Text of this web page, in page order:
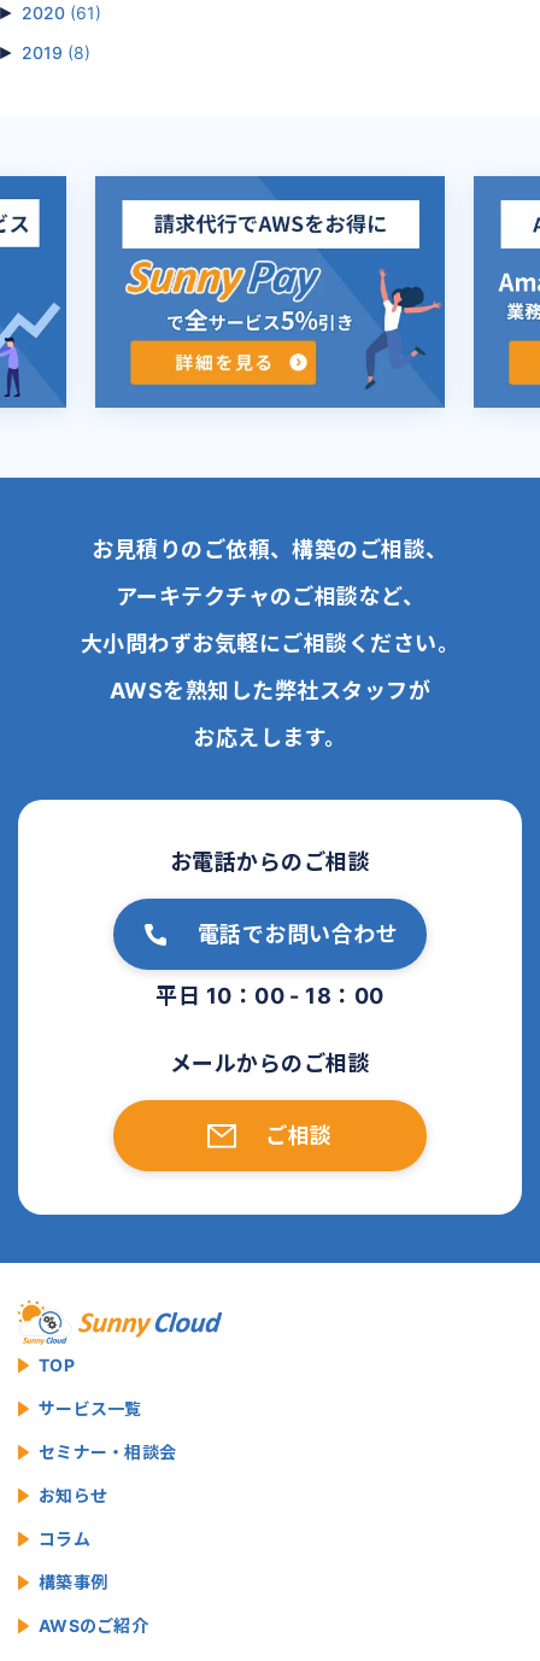
2020 (61)
2019 (8)
お見積りのご依頼、構築のご相談、
アーキテクチャのご相談など、
大小問わずお気軽にご相談ください。
AWSを熟知した弊社スタッフが
お応えします。
お電話からのご相談
電話でお問い合わせ
平日 10：00 - 18：00
メールからのご相談
ご相談
TOP
サービス一覧
セミナー・相談会
お知らせ
コラム
構築事例
AWSのご紹介